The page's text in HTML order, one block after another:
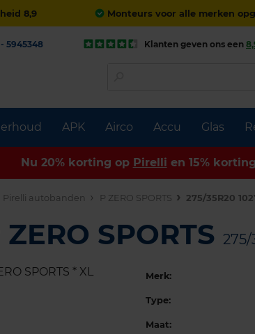
8,9 Monteurs voor alle merken
APK Airco Accu Glas
5945348 Klanten geven ons een
Nu 20% korting op Pirelli en 15%
Pirelli autobanden P ZERO SPORTS 275/35R20
SPORTS 275/
Merk:
Type:
Maat: